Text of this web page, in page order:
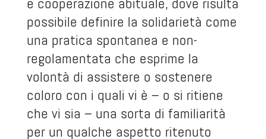
possibile definire la solidarietà come
una pratica spontanea e non-
regolamentata che esprime la
volontà di assistere o sostenere
coloro con i quali vi è – o si ritiene
che vi sia – una sorta di familiarità
per un qualche aspetto ritenuto